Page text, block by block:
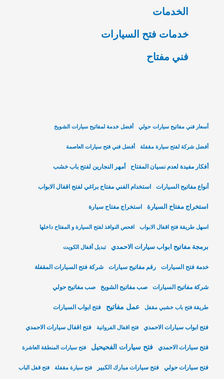
الخدمات
خدمات فتح السيارات
فني مفتاح
أسعار فني مفاتيح سيارات حولي أفضل خدمة لمفاتيح سيارات الشويخ
أفضل شركة لفتح سيارة مقفلة أفضل فني فتح سيارات العاصمة
أفكار مفيدة لعدم نسيان المفتاح أمهر النجارين لفتح باب خشب
أنواع مفاتيح السيارات استخدام الفني مفتاح براغي لفتح اقفال الابواب
استخراج مفتاح السيارة استخراج مفتاح سيارة
اسهل طريقة فتح اقفال الابواب افحص النوافذ لفتح السيارة و المفتاح داخلها
برمجة مفاتيح ابواب سيارات الاحمدي تبديل أقفال الكويت
خدمة فتح السيارات رقم مفاتيح سيارات شركة فتح السيارات المقفلة
شركة مفاتيح السيارات صب مفاتيح الشويخ صب مفاتيح حولي
طريقة فتح باب خشبي مقفل عمل مفاتيح فتح ابواب السيارات
فتح ابواب سيارات الاحمدي فتح اقفال الفروانية فتح اقفال سيارات الاحمدي
فتح سيارات الاحمدي فتح سيارات الفحيحيل فتح سيارات المنطقة العاشرة
فتح سيارات حولي فتح سيارات مبارك الكبير فتح سيارة مقفلة فتح قفل الباب